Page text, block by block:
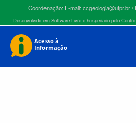
Coordenação: E-mail: ccgeologia@ufpr.br
Desenvolvido em Software Livre e hospedado pelo